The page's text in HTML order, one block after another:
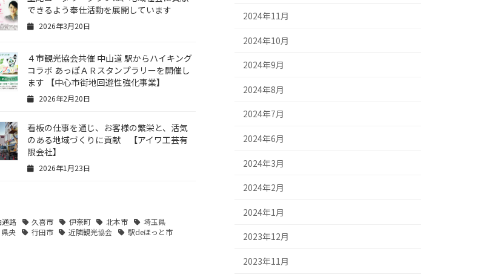
できるよう奉仕活動を展開しています
2026年3月20日
４市観光協会共催 中山道 駅からハイキング
コラボ あっぽＡＲスタンプラリーを開催し
ます 【中心市街地回遊性強化事業】
2026年2月20日
看板の仕事を通じ、お客様の繁栄と、活気
のある地域づくりに貢献 【アイワ工芸有
限会社】
2026年1月23日
通路 久喜市 伊奈町 北本市
埼玉県
県央 行田市 近隣観光協会
駅deほっと市
2024年11月
2024年10月
2024年9月
2024年8月
2024年7月
2024年6月
2024年3月
2024年2月
2024年1月
2023年12月
2023年11月